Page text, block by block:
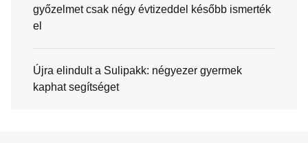
győzelmet csak négy évtizeddel később ismerték
el
Újra elindult a Sulipakk: négyezer gyermek
kaphat segítséget